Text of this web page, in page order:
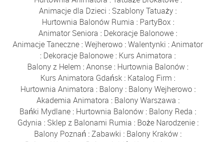
Animacje dla Dzieci : Szablony Tatuaży :
Hurtownia Balonów Rumia : PartyBox:
Animator Seniora : Dekoracje Balonowe :
Animacje Taneczne :Wejherowo :Walentynki :Animator
: Dekoracje Balonowe : Kurs Animatora :
Balony z Helem :Anonse : Hurtownia Balonów :
Kurs Animatora Gdańsk : Katalog Firm :
Hurtownia Animatora : Balony: Balony Wejherowo:
Akademia Animatora : Balony Warszawa :
Bańki Mydlane : Hurtownia Balonów : Balony Reda :
Gdynia : Sklep z Balonami Rumia : Boże Narodzenie:
Balony Poznań :Zabawki : Balony Kraków :